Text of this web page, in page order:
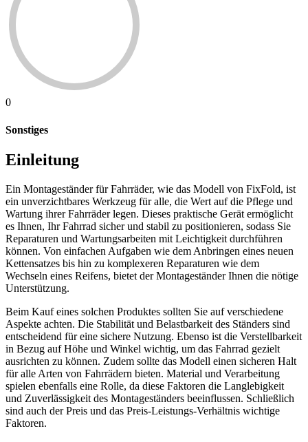
0
Sonstiges
Einleitung
Ein Montageständer für Fahrräder, wie das Modell von FixFold, ist
ein unverzichtbares Werkzeug für alle, die Wert auf die Pflege und
Wartung ihrer Fahrräder legen. Dieses praktische Gerät ermöglicht
es Ihnen, Ihr Fahrrad sicher und stabil zu positionieren, sodass Sie
Reparaturen und Wartungsarbeiten mit Leichtigkeit durchführen
können. Von einfachen Aufgaben wie dem Anbringen eines neuen
Kettensatzes bis hin zu komplexeren Reparaturen wie dem
Wechseln eines Reifens, bietet der Montageständer Ihnen die nötige
Unterstützung.
Beim Kauf eines solchen Produktes sollten Sie auf verschiedene
Aspekte achten. Die Stabilität und Belastbarkeit des Ständers sind
entscheidend für eine sichere Nutzung. Ebenso ist die Verstellbarkeit
in Bezug auf Höhe und Winkel wichtig, um das Fahrrad gezielt
ausrichten zu können. Zudem sollte das Modell einen sicheren Halt
für alle Arten von Fahrrädern bieten. Material und Verarbeitung
spielen ebenfalls eine Rolle, da diese Faktoren die Langlebigkeit
und Zuverlässigkeit des Montageständers beeinflussen. Schließlich
sind auch der Preis und das Preis-Leistungs-Verhältnis wichtige
Faktoren.